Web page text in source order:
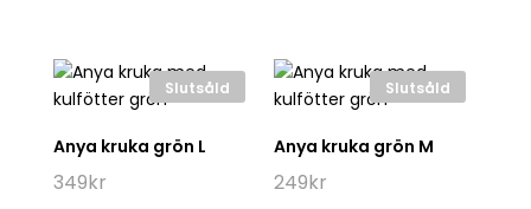
Slutsåld
Anya kruka grön L
349kr
Slutsåld
Anya kruka grön M
249kr